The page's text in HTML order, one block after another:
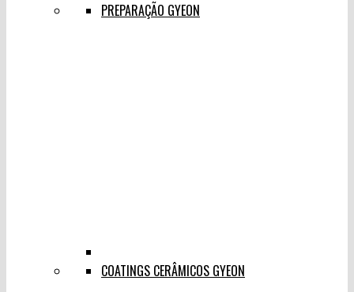
PREPARAÇÃO GYEON
COATINGS CERÂMICOS GYEON